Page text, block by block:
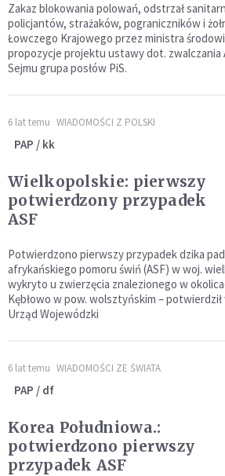
Zakaz blokowania polowań, odstrzał
policjantów, strażaków, pograniczników i
Łowczego Krajowego przez ministra
propozycje projektu ustawy dot. zwalczania
Sejmu grupa posłów PiS.
6 lat temu WIADOMOŚCI Z POLSKI
PAP / kk
Wielkopolskie: pierwszy
potwierdzony przypadek
ASF
Potwierdzono pierwszy przypadek dzika
afrykańskiego pomoru świń (ASF) w woj.
wykryto u zwierzęcia znalezionego w
Kębłowo w pow. wolsztyńskim –
Urząd Wojewódzki
6 lat temu WIADOMOŚCI ZE ŚWIATA
PAP / df
Korea Południowa.:
potwierdzono pierwszy
przypadek ASF